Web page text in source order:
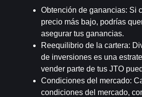
Obtención de ganancias: Si
precio más bajo, podrías
asegurar tus ganancias.
Reequilibrio de la cartera:
de inversiones es una
vender parte de tus JTO
Condiciones del mercado:
condiciones del mercado,